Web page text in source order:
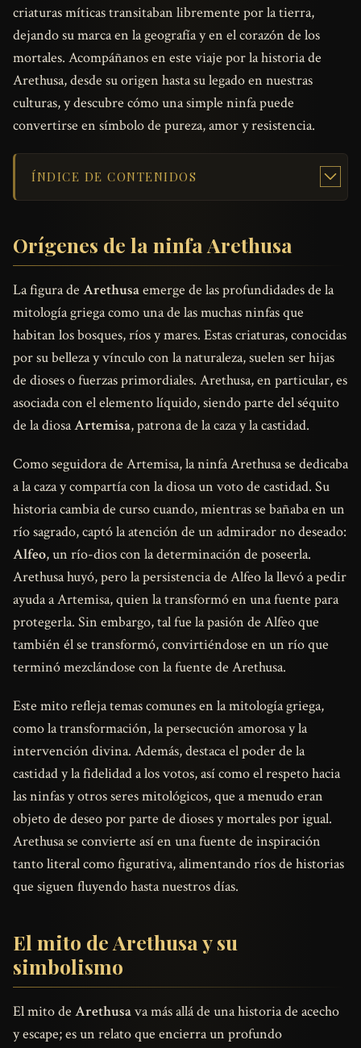
criaturas míticas transitaban libremente por la tierra,
dejando su marca en la geografía y en el corazón de los
mortales. Acompáñanos en este viaje por la historia de
Arethusa, desde su origen hasta su legado en nuestras
culturas, y descubre cómo una simple ninfa puede
convertirse en símbolo de pureza, amor y resistencia.
ÍNDICE DE CONTENIDOS
Orígenes de la ninfa Arethusa
La figura de Arethusaemerge de las profundidades de la
mitología griega como una de las muchas ninfas que
habitan los bosques, ríos y mares. Estas criaturas, conocidas
por su belleza y vínculo con la naturaleza, suelen ser hijas
de dioses o fuerzas primordiales. Arethusa, en particular, es
asociada con el elemento líquido, siendo parte del séquito
de la diosaArtemisa, patrona de la caza y la castidad.
Como seguidora de Artemisa, la ninfa Arethusa se dedicaba
a la caza y compartía con la diosa un voto de castidad. Su
historia cambia de curso cuando, mientras se bañaba en un
río sagrado, captó la atención de un admirador no deseado:
Alfeo, un río-dios con la determinación de poseerla.
Arethusa huyó, pero la persistencia de Alfeo la llevó a pedir
ayuda a Artemisa, quien la transformó en una fuente para
protegerla. Sin embargo, tal fue la pasión de Alfeo que
también él se transformó, convirtiéndose en un río que
terminó mezclándose con la fuente de Arethusa.
Este mito refleja temas comunes en la mitología griega,
como la transformación, la persecución amorosa y la
intervención divina. Además, destaca el poder de la
castidad y la fidelidad a los votos, así como el respeto hacia
las ninfas y otros seres mitológicos, que a menudo eran
objeto de deseo por parte de dioses y mortales por igual.
Arethusa se convierte así en una fuente de inspiración
tanto literal como figurativa, alimentando ríos de historias
que siguen fluyendo hasta nuestros días.
El mito de Arethusa y su
simbolismo
El mito de Arethusava más allá de una historia de acecho
y escape; es un relato que encierra un profundo